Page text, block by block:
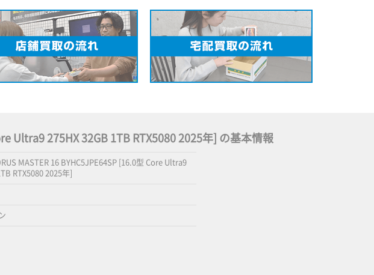
Ultra9 275HX 32GB 1TB RTX5080 2025年] の基本情報
MASTER 16 BYHC5JPE64SP [16.0型 Core Ultra9
RTX5080 2025年]